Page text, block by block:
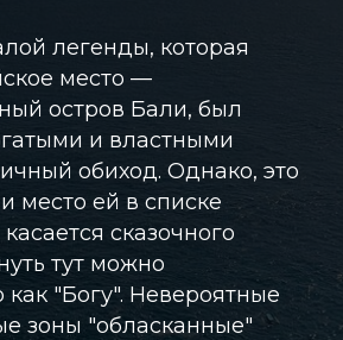
легенды, которая
место —
остров Бали, был
и властными
обиход. Однако, это
место ей в списке
сказочного
тут можно
как "Богу". Невероятные
зоны "обласканные"